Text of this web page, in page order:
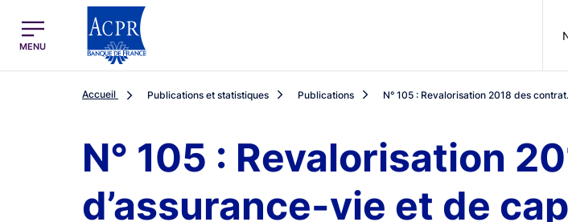
ACPR Menu Principal (French)
MENU
Accueil Publications et statistiques Publications N° 105 : Revalorisation 2018 des
N° 105 : Revalorisation
d’assurance-vie et de